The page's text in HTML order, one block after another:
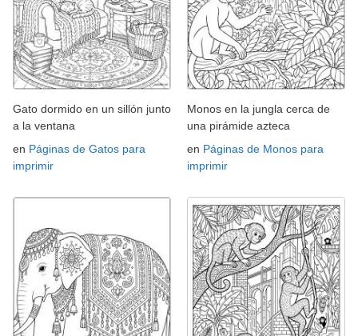
Gato dormido en un sillón junto
a la ventana
en Páginas de Gatos para
imprimir
Monos en la jungla cerca de
una pirámide azteca
en Páginas de Monos para
imprimir